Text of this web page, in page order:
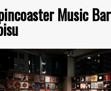
Music Bar